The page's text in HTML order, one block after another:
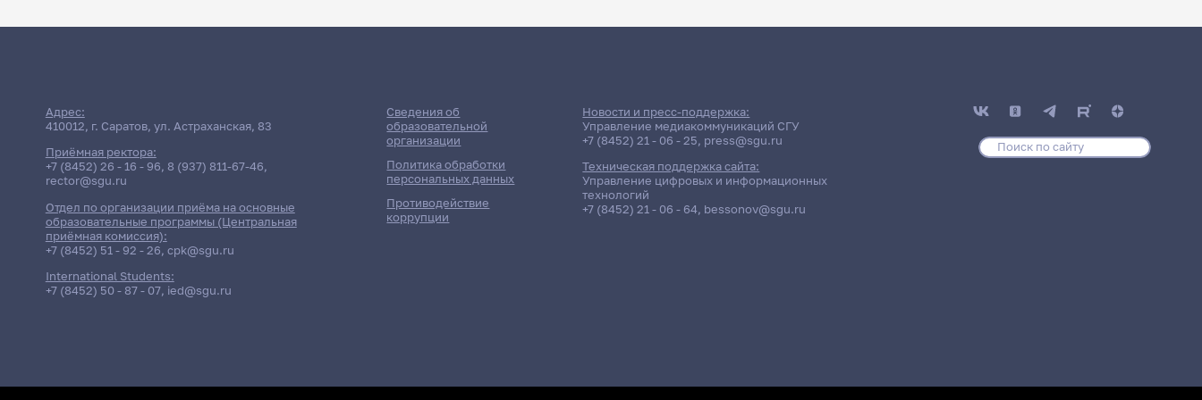
Адрес:
410012, г. Саратов, ул. Астраханская, 83
Приёмная ректора:
+7 (8452) 26 - 16 - 96, 8 (937) 811-67-46,
rector@sgu.ru
Отдел по организации приёма на основные
образовательные программы (Центральная
приёмная комиссия):
+7 (8452) 51 - 92 - 26, cpk@sgu.ru
International Students:
+7 (8452) 50 - 87 - 07, ied@sgu.ru
Сведения об
образовательной
организации
Политика обработки
персональных данных
Противодействие
коррупции
Новости и пресс-поддержка:
Управление медиакоммуникаций СГУ
+7 (8452) 21 - 06 - 25, press@sgu.ru
Техническая поддержка сайта:
Управление цифровых и информационных
технологий
+7 (8452) 21 - 06 - 64, bessonov@sgu.ru